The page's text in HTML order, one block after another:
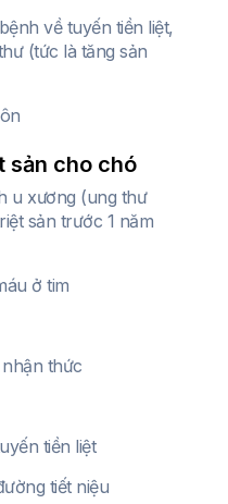
về tuyến tiền liệt,
(tức là tăng sản
sản cho chó
u xương (ung thư
sản trước 1 năm
ở tim
thức
tiền liệt
tiết niệu